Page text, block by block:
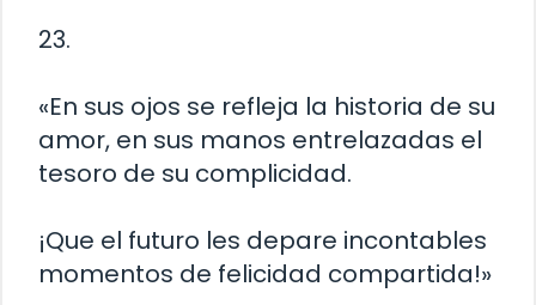
23.
«En sus ojos se refleja la historia de su
amor, en sus manos entrelazadas el
tesoro de su complicidad.
¡Que el futuro les depare incontables
momentos de felicidad compartida!»